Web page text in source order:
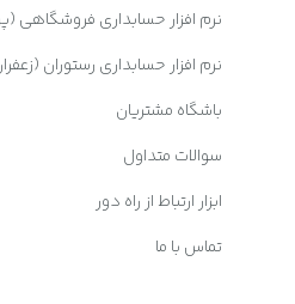
نرم افزار حسابداری فروشگاهی
نرم افزار حسابداری رستوران
باشگاه مشتریان
سوالات متداول
ابزار ارتباط از راه دور
تماس با ما